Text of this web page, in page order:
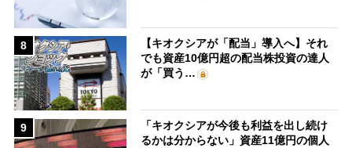
8
【キオクシアが「配当」導入へ】それ
でも資産10億円超の配当株投資の達人
が「買う…
9
「キオクシアが今後も利益を出し続け
るかは分からない」資産11億円の個人